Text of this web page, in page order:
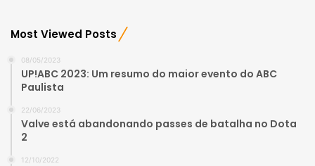
Most Viewed Posts
08/05/2023
UP!ABC 2023: Um resumo do maior evento do ABC
Paulista
22/06/2023
Valve está abandonando passes de batalha no Dota
2
12/10/2022